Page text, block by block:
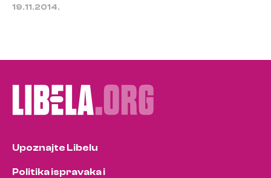
19.11.2014.
Upoznajte Libelu
Politika ispravaka i